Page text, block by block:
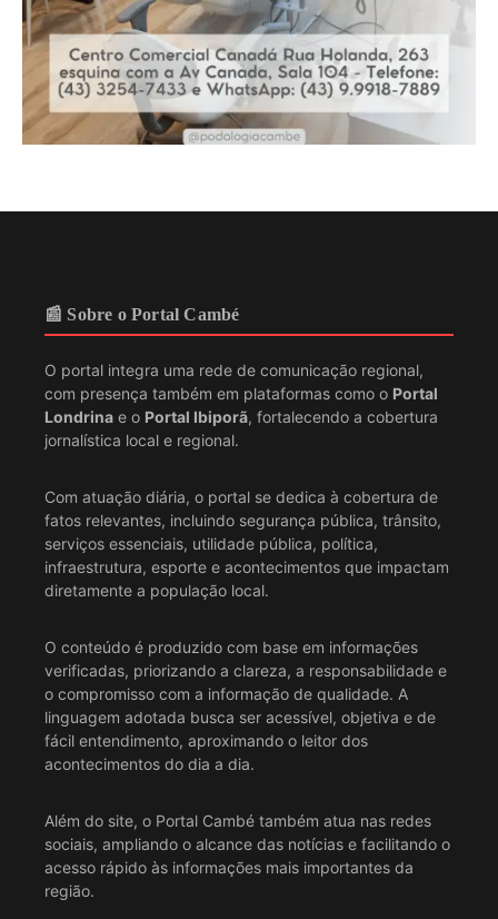
📰 Sobre o Portal Cambé
O portal integra uma rede de comunicação regional,
com presença também em plataformas como o Portal
Londrina e o Portal Ibiporã, fortalecendo a cobertura
jornalística local e regional.
Com atuação diária, o portal se dedica à cobertura de
fatos relevantes, incluindo segurança pública, trânsito,
serviços essenciais, utilidade pública, política,
infraestrutura, esporte e acontecimentos que impactam
diretamente a população local.
O conteúdo é produzido com base em informações
verificadas, priorizando a clareza, a responsabilidade e
o compromisso com a informação de qualidade. A
linguagem adotada busca ser acessível, objetiva e de
fácil entendimento, aproximando o leitor dos
acontecimentos do dia a dia.
Além do site, o Portal Cambé também atua nas redes
sociais, ampliando o alcance das notícias e facilitando o
acesso rápido às informações mais importantes da
região.